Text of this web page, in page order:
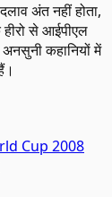
अंत नहीं होता,
से आईपीएल
कहानियों में
Cup 2008